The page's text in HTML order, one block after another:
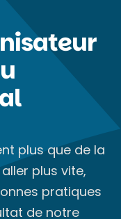
plus que de la
plus vite,
pratiques
de notre